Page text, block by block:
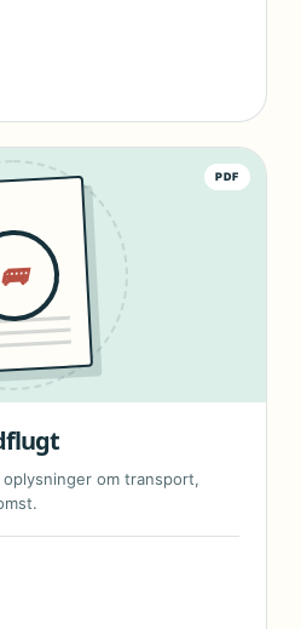
PDF
🚌
om transport,